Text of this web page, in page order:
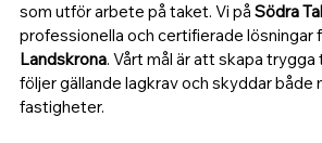
som utför arbete på taket. Vi på Södra
professionella och certifierade lösningar
Landskrona. Vårt mål är att skapa
följer gällande lagkrav och skyddar både
fastigheter.